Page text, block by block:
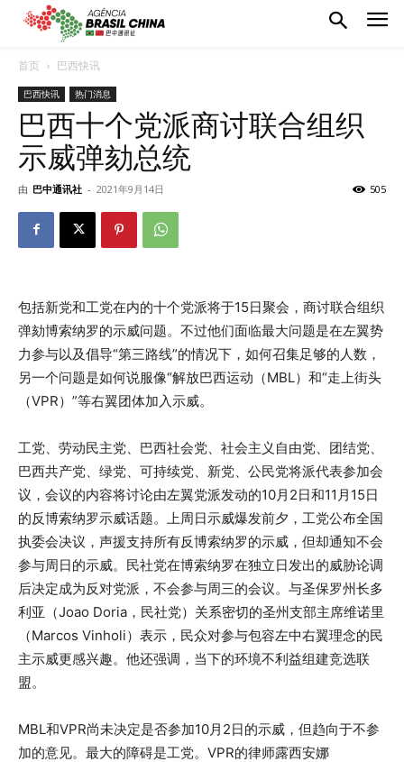
首页 巴西快讯
巴西快讯 热门消息
巴西十个党派商讨联合组织
示威弹劾总统
由 巴中通讯社 - 2021年9月14日 505
包括新党和工党在内的十个党派将于15日聚会，商讨联合组织
弹劾博索纳罗的示威问题。不过他们面临最大问题是在左翼势
力参与以及倡导“第三路线”的情况下，如何召集足够的人数，
另一个问题是如何说服像“解放巴西运动（MBL）和“走上街头
（VPR）”等右翼团体加入示威。
工党、劳动民主党、巴西社会党、社会主义自由党、团结党、
巴西共产党、绿党、可持续党、新党、公民党将派代表参加会
议，会议的内容将讨论由左翼党派发动的10月2日和11月15日
的反博索纳罗示威话题。上周日示威爆发前夕，工党公布全国
执委会决议，声援支持所有反博索纳罗的示威，但却通知不会
参与周日的示威。民社党在博索纳罗在独立日发出的威胁论调
后决定成为反对党派，不会参与周三的会议。与圣保罗州长多
利亚（Joao Doria，民社党）关系密切的圣州支部主席维诺里
（Marcos Vinholi）表示，民众对参与包容左中右翼理念的民
主示威更感兴趣。他还强调，当下的环境不利益组建竞选联
盟。
MBL和VPR尚未决定是否参加10月2日的示威，但趋向于不参
加的意见。最大的障碍是工党。VPR的律师露西安娜